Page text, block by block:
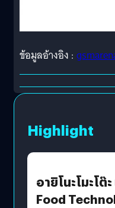
ข้อมูลอ้างอิง :
Highlight
อายิโนะโมะโ
Food